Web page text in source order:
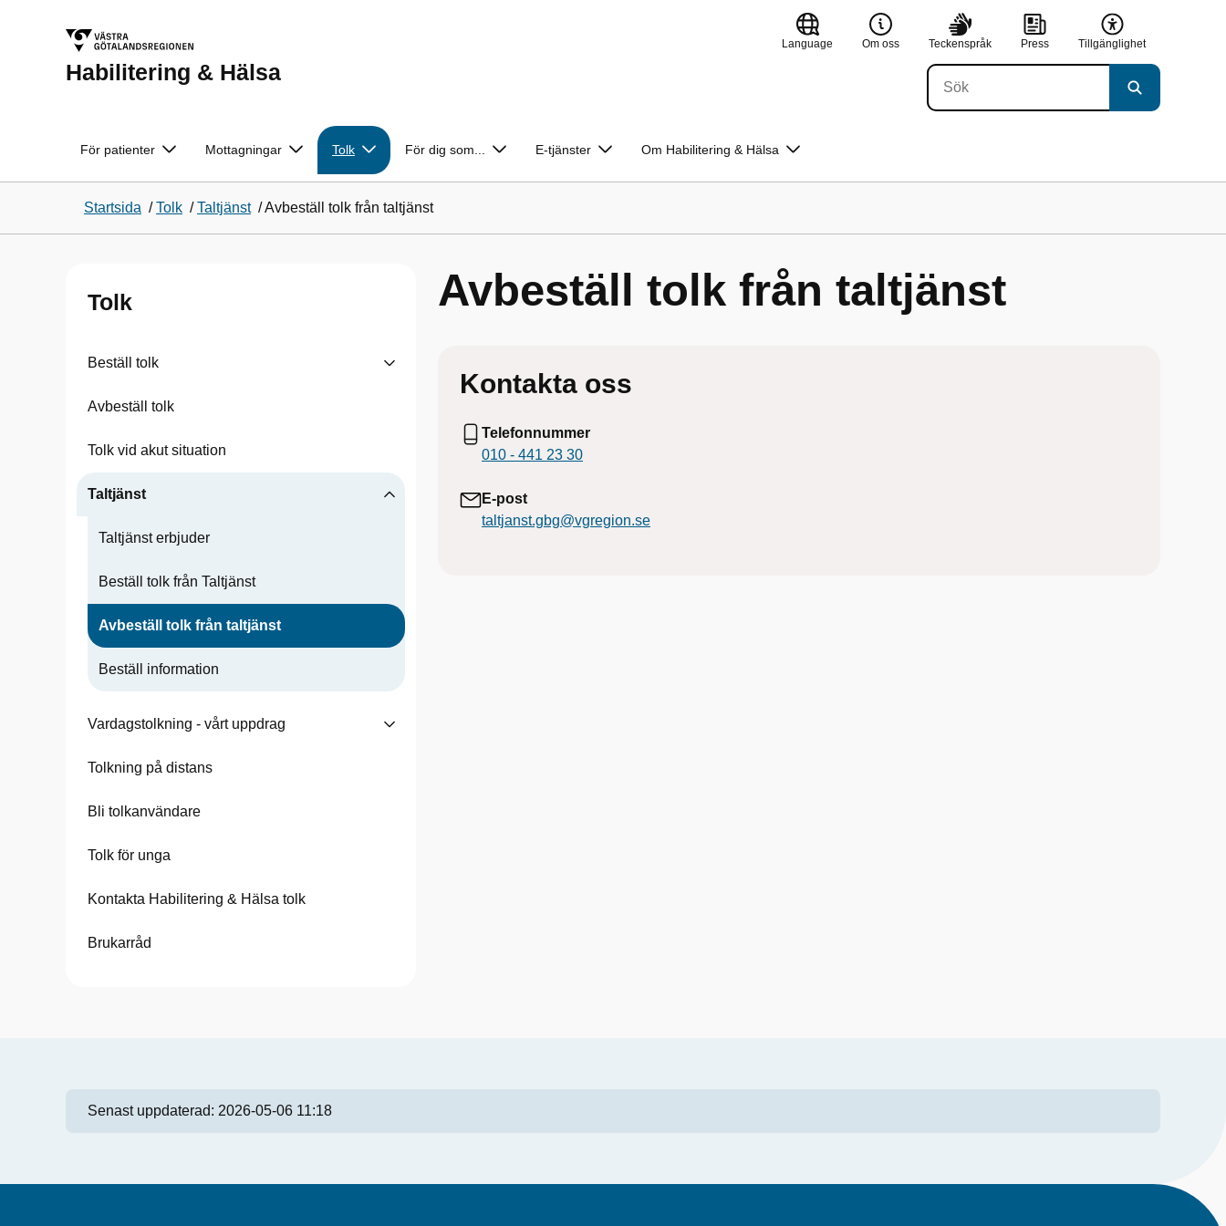
Habilitering & Hälsa
Language Om oss Teckenspråk Press Tillgänglighet
För patienter Mottagningar Tolk För dig som... E-tjänster Om Habilitering & Hälsa
Startsida /Tolk /Taltjänst /Avbeställ tolk från taltjänst
Tolk
Beställ tolk
Avbeställ tolk
Tolk vid akut situation
Taltjänst
Taltjänst erbjuder
Beställ tolk från Taltjänst
Avbeställ tolk från taltjänst
Beställ information
Vardagstolkning - vårt uppdrag
Tolkning på distans
Bli tolkanvändare
Tolk för unga
Kontakta Habilitering & Hälsa tolk
Brukarråd
Avbeställ tolk från taltjänst
Kontakta oss
Telefonnummer
010 - 441 23 30
E-post
taltjanst.gbg@vgregion.se
Senast uppdaterad: 2026-05-06 11:18